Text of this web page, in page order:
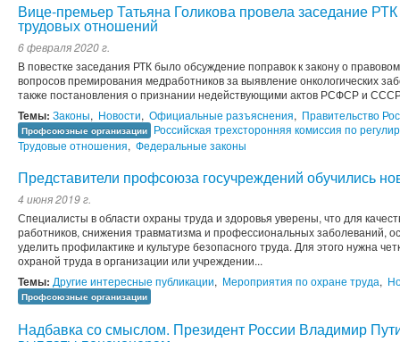
Вице-премьер Татьяна Голикова провела заседание
трудовых отношений
6 февраля 2020 г.
В повестке заседания РТК было обсуждение поправок к закону о
вопросов премирования медработников за выявление онкологических
также постановления о признании недействующими актов РСФСР и
Темы: Законы, Новости, Официальные разъяснения, Правительство
Профсоюзные организации Российская трехсторонняя комиссия по
Трудовые отношения, Федеральные законы
Представители профсоюза госучреждений обучились
4 июня 2019 г.
Специалисты в области охраны труда и здоровья уверены, что для
работников, снижения травматизма и профессиональных заболеваний,
уделить профилактике и культуре безопасного труда. Для этого нужна
охраной труда в организации или учреждении...
Темы: Другие интересные публикации, Мероприятия по охране труда,
Профсоюзные организации
Надбавка со смыслом. Президент России Владимир